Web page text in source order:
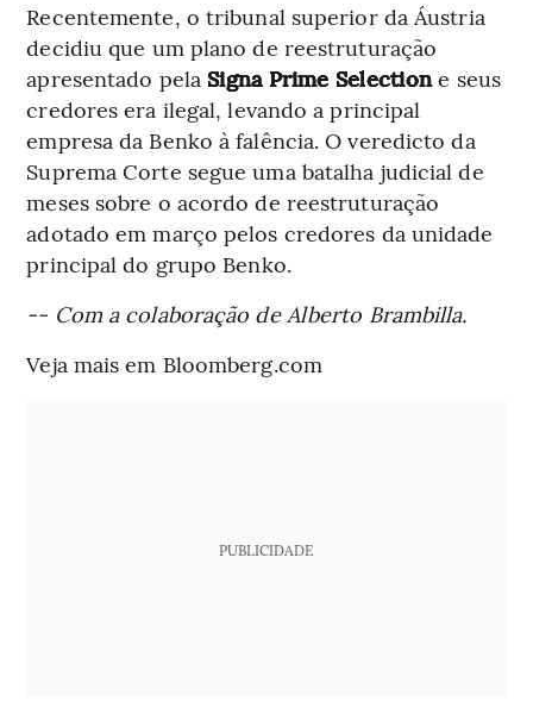
Recentemente, o tribunal superior da Áustria
decidiu que um plano de reestruturação
apresentado pela Signa Prime Selectione seus
credores era ilegal, levando a principal
empresa da Benko à falência. O veredicto da
Suprema Corte segue uma batalha judicial de
meses sobre o acordo de reestruturação
adotado em março pelos credores da unidade
principal do grupo Benko.
-- Com a colaboração de Alberto Brambilla.
Veja mais em Bloomberg.com
PUBLICIDADE